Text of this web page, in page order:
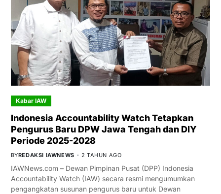
Kabar IAW
Indonesia Accountability Watch Tetapkan
Pengurus Baru DPW Jawa Tengah dan DIY
Periode 2025-2028
BYREDAKSI IAWNEWS 2 TAHUN AGO
IAWNews.com – Dewan Pimpinan Pusat (DPP) Indonesia
Accountability Watch (IAW) secara resmi mengumumkan
pengangkatan susunan pengurus baru untuk Dewan